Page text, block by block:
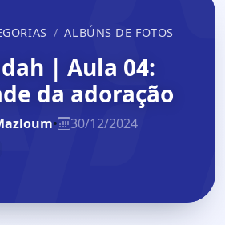
ALBÚNS DE FOTOS
| Aula 04:
da adoração
• 30/12/2024